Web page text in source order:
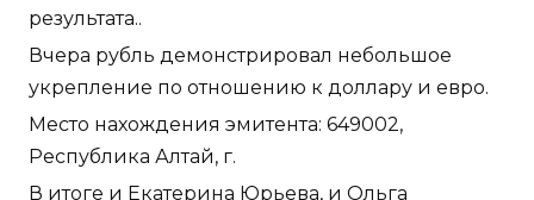
результата..
Вчера рубль демонстрировал небольшое
укрепление по отношению к доллару и евро.
Место нахождения эмитента: 649002,
Республика Алтай, г.
В итоге и Екатерина Юрьева, и Ольга